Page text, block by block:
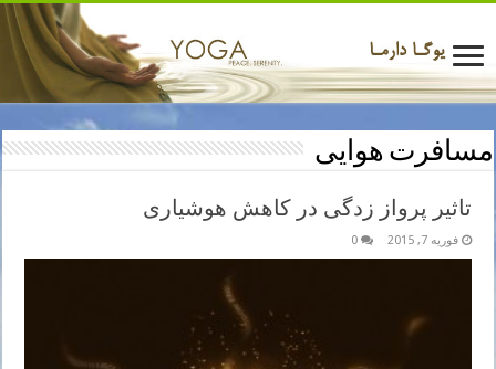
مسافرت هوایی
تاثیر پرواز زدگی در کاهش هوشیاری
فوریه 7, 2015 0